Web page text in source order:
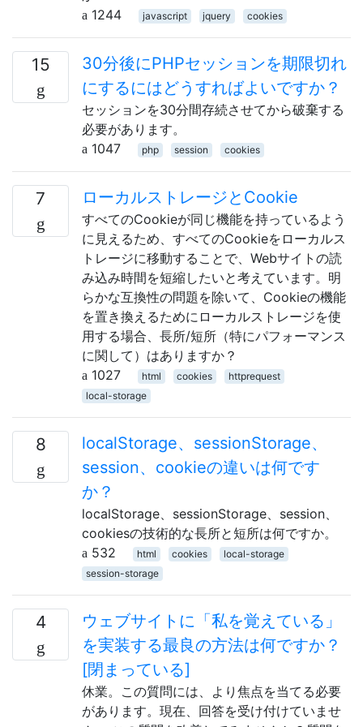
1244
javascript jquery cookies
15
30分後にPHPセッションを期限切れ
にするにはどうすればよいですか？
セッションを30分間存続させてから破棄する
必要があります。
1047
php session cookies
7 ローカルストレージとCookie
すべてのCookieが同じ機能を持っているよう
に見えるため、すべてのCookieをローカルス
トレージに移動することで、Webサイトの読
み込み時間を短縮したいと考えています。明
らかな互換性の問題を除いて、Cookieの機能
を置き換えるためにローカルストレージを使
用する場合、長所/短所（特にパフォーマンス
に関して）はありますか？
1027
html cookies
httprequest
local-storage
8
localStorage、sessionStorage、
session、cookieの違いは何です
か？
localStorage、sessionStorage、session、
cookiesの技術的な長所と短所は何ですか。
532
html cookies
local-storage
session-storage
4
ウェブサイトに「私を覚えている」
を実装する最良の方法は何ですか？
[閉まっている]
休業。この質問には、より焦点を当てる必要
があります。現在、回答を受け付けていませ